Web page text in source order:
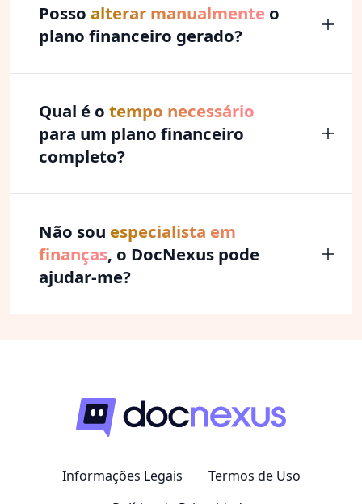
Posso alterar manualmente o
plano financeiro gerado?
Qual é o tempo necessário
para um plano financeiro
completo?
Não sou especialista em
finanças, o DocNexus pode
ajudar-me?
Informações Legais
Termos de Uso